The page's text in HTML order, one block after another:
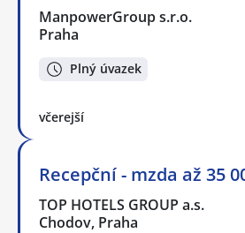
ManpowerGroup s.r.o.
Praha
Plný úvazek
včerejší
Recepční - mzda až 35
TOP HOTELS GROUP a.s.
Chodov, Praha